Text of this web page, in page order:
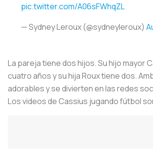
pic.twitter.com/A06sFWhqZL
— Sydney Leroux (@sydneyleroux)
La pareja tiene dos hijos. Su hijo mayor
cuatro años y su hija Roux tiene dos.
adorables y se divierten en las redes
Los videos de Cassius jugando fútbol